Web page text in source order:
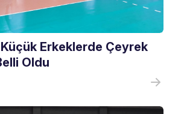
Küçük Erkeklerde Çeyrek
Oldu